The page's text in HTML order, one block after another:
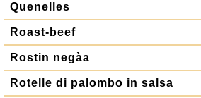
Quenelles
Roast-beef
Rostin negàa
Rotelle di palombo in salsa